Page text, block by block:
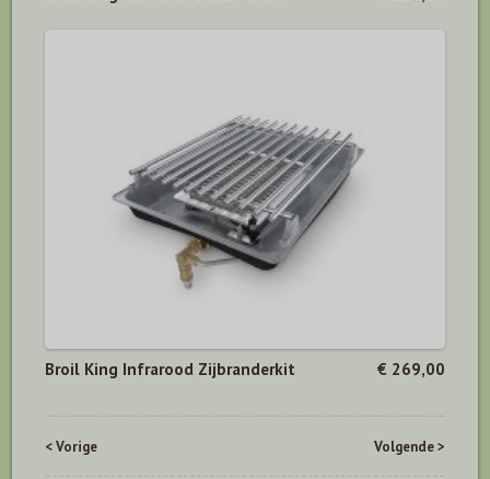
Broil King Infrarood Zijbranderkit € 269,00
< Vorige Volgende >